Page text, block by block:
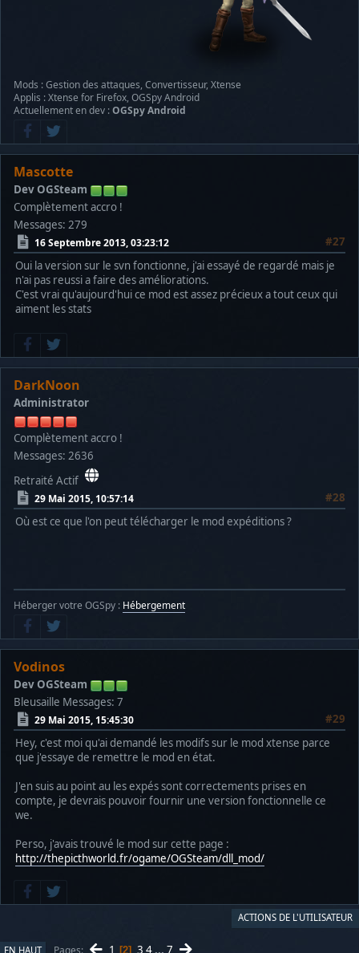
Mods : Gestion des attaques, Convertisseur, Xtense
Applis : Xtense for Firefox, OGSpy Android
Actuellement en dev :OGSpy Android
Mascotte
Dev OGSteam
Complètement accro !
Messages: 279
16 Septembre 2013, 03:23:12
#27
Oui la version sur le svn fonctionne, j'ai essayé de regardé mais je
n'ai pas reussi a faire des améliorations.
C'est vrai qu'aujourd'hui ce mod est assez précieux a tout ceux qui
aiment les stats
DarkNoon
Administrator
Complètement accro !
Messages: 2636
Retraité Actif
29 Mai 2015, 10:57:14
#28
Où est ce que l'on peut télécharger le mod expéditions ?
Héberger votre OGSpy : Hébergement
Vodinos
Dev OGSteam
Bleusaille Messages: 7
29 Mai 2015, 15:45:30
#29
Hey, c'est moi qu'ai demandé les modifs sur le mod xtense parce
que j'essaye de remettre le mod en état.
J'en suis au point au les expés sont correctements prises en
compte, je devrais pouvoir fournir une version fonctionnelle ce
we.
Perso, j'avais trouvé le mod sur cette page :
http://thepicthworld.fr/ogame/OGSteam/dll_mod/
ACTIONS DE L'UTILISATEUR
EN HAUT Pages 1 2 3 4 ... 7